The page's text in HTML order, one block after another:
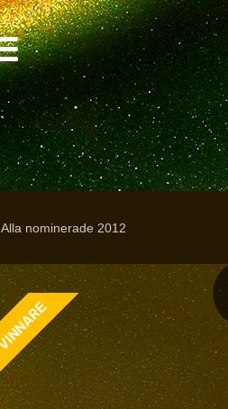
Alla nominerade 2012